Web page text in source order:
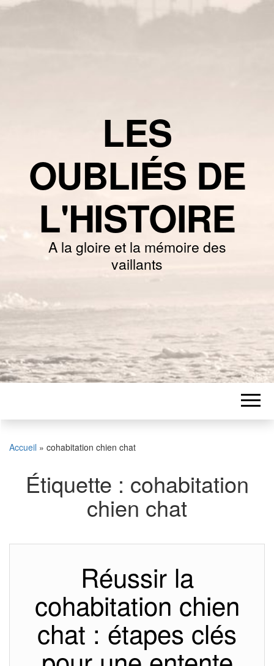
LES
OUBLIÉS DE
L'HISTOIRE
A la gloire et la mémoire des
vaillants
Accueil » cohabitation chien chat
Étiquette : cohabitation
chien chat
Réussir la
cohabitation chien
chat : étapes clés